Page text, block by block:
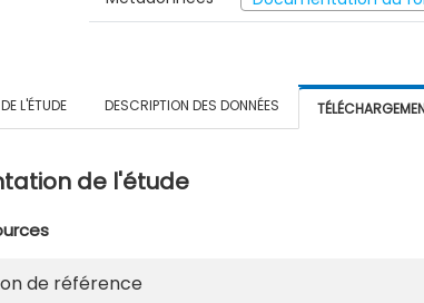
L'ÉTUDE DESCRIPTION DES DONNÉES
de l'étude
de référence